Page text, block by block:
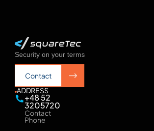
Security on your terms
Contact
Contact
ADDRESS
+48 52
3205720
Contact
Phone